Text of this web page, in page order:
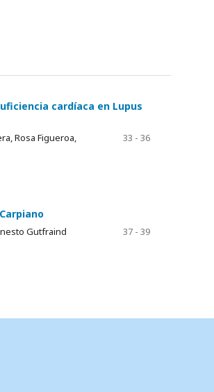
cardíaca en Lupus
Rosa Figueroa,
33 - 36
Gutfraind
37 - 39